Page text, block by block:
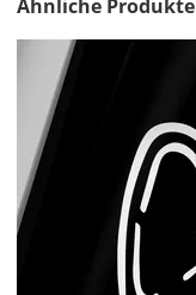
Lieferzeit
&
Versandkosten?
Ähnliche Produkte